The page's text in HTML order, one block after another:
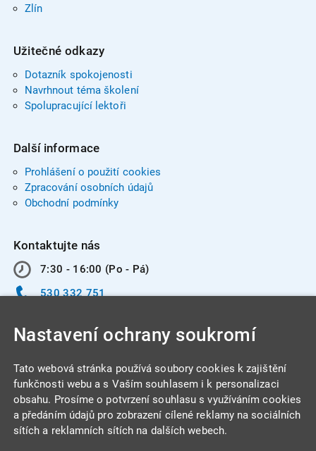
Zlín
Užitečné odkazy
Dotazník spokojenosti
Navrhnout téma školení
Spolupracující lektoři
Další informace
Prohlášení o použití cookies
Zpracování osobních údajů
Obchodní podmínky
Kontaktujte nás
7:30 - 16:00 (Po - Pá)
530 332 751
INTEGRA CENTRUM s.r.o.
Jabloňová 662/7
Nastavení ochrany soukromí
Tato webová stránka používá soubory cookies k zajištění
funkčnosti webu a s Vaším souhlasem i k personalizaci
obsahu. Prosíme o potvrzení souhlasu s využíváním cookies
a předáním údajů pro zobrazení cílené reklamy na sociálních
sítích a reklamních sítích na dalších webech.